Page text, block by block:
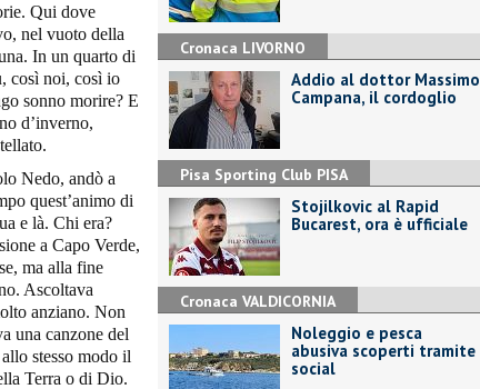
Qui dove
nel vuoto della
In un quarto di
così noi, così io
sonno morire? E
d’inverno,
Nedo, andò a
quest’animo di
e là. Chi era?
a Capo Verde,
ma alla fine
Ascoltava
anziano. Non
una canzone del
stesso modo il
Terra o di Dio.
Cronaca LIVORNO
Addio al dottor Massimo
Campana, il cordoglio
Pisa Sporting Club PISA
Stojilkovic al Rapid
Bucarest, ora è ufficiale
Cronaca VALDICORNIA
Noleggio e pesca
abusiva scoperti tramite
social